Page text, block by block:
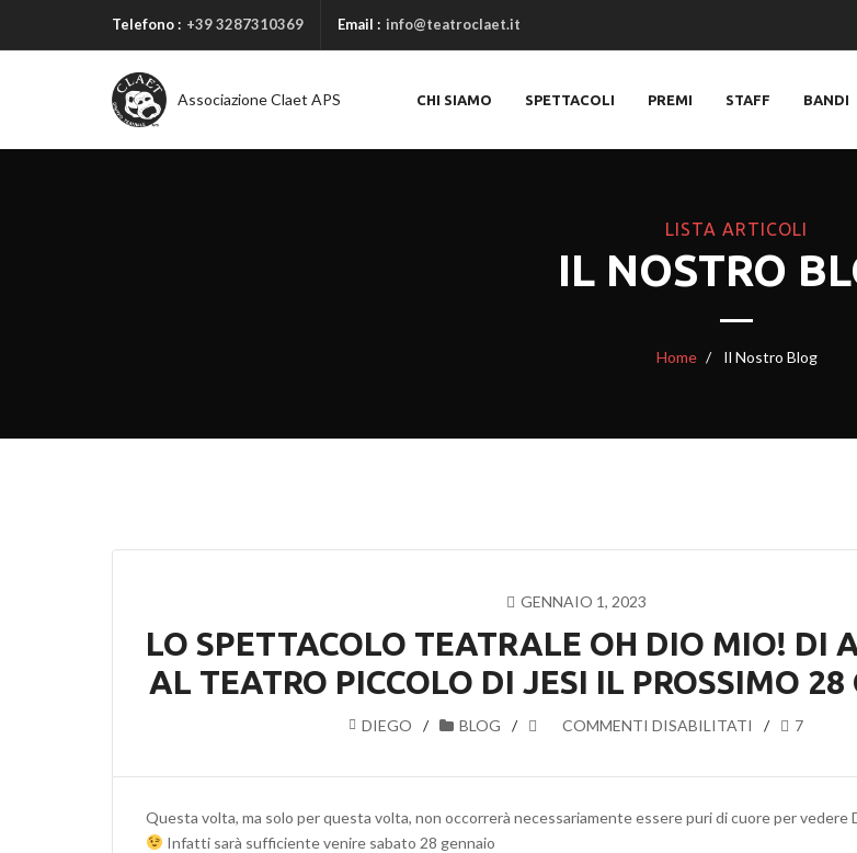
Telefono : +39 3287310369 Email : info@teatroclaet.it
Associazione Claet APS CHI SIAMO SPETTACOLI PREMI STAFF BANDI
LISTA ARTICOLI
IL NOSTRO
Home Il Nostro Blog
GENNAIO 1, 2023
LO SPETTACOLO TEATRALE OH DIO MIO! DI
AL TEATRO PICCOLO DI JESI IL PROSSIMO
DIEGO BLOG COMMENTI DISABILITATI
SU
SPETTACOLO
OH
7
Questa volta, ma solo per questa volta, non occorrerà necessariamente essere puri di cuore per vedere
Infatti sarà sufficiente venire sabato 28 gennaio